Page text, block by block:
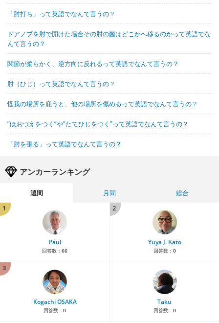
「肘打ち」って英語でなんて言うの？
ドアノブを肘で開けた場合その肘の菌はどこかへ移るのかって英語でな
んて言うの？
関節が柔らかく、逆方向に反れるって英語でなんて言うの？
肘（ひじ）って英語でなんて言うの？
怪我の場所を庇うと、他の場所を傷めるって英語でなんて言うの？
”ほおづえをつく”や”たてひじをつく”って英語でなんて言うの？
「肘を張る」って英語でなんて言うの？
アンカーランキング
週間 月間
総合
1
Paul
回答数： 66
2
Yuya J. Kato
回答数： 0
3
Kogachi OSAKA
回答数： 0
Taku
回答数： 0